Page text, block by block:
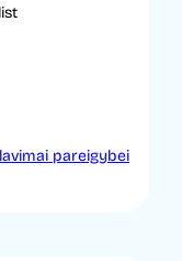
pareigybei